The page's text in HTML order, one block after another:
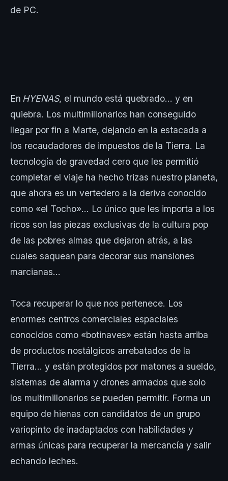
de PC.
En HYENAS, el mundo está quebrado… y en
quiebra. Los multimillonarios han conseguido
llegar por fin a Marte, dejando en la estacada a
los recaudadores de impuestos de la Tierra. La
tecnología de gravedad cero que les permitió
completar el viaje ha hecho trizas nuestro planeta,
que ahora es un vertedero a la deriva conocido
como «el Tocho»… Lo único que les importa a los
ricos son las piezas exclusivas de la cultura pop
de las pobres almas que dejaron atrás, a las
cuales saquean para decorar sus mansiones
marcianas…
Toca recuperar lo que nos pertenece. Los
enormes centros comerciales espaciales
conocidos como «botinaves» están hasta arriba
de productos nostálgicos arrebatados de la
Tierra… y están protegidos por matones a sueldo,
sistemas de alarma y drones armados que solo
los multimillonarios se pueden permitir. Forma un
equipo de hienas con candidatos de un grupo
variopinto de inadaptados con habilidades y
armas únicas para recuperar la mercancía y salir
echando leches.